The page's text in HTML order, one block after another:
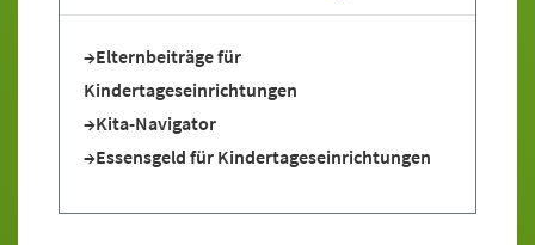
Elternbeiträge für
Kindertageseinrichtungen
Kita-Navigator
Essensgeld für Kindertageseinrichtungen